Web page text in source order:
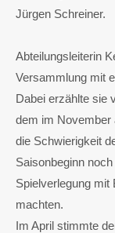
Jürgen Schreiner.
Abteilungsleiterin
Versammlung mit
Dabei erzählte sie
dem im November
die Schwierigkeit
Saisonbeginn
Spielverlegung mit
machten.
Im April stimmte